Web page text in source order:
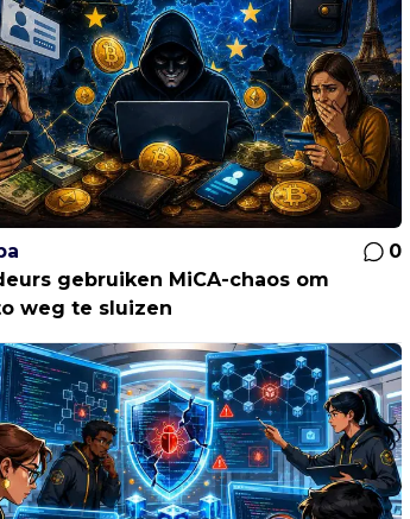
0
gebruiken MiCA-chaos om
weg te sluizen